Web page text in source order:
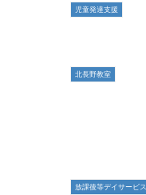
児童発達支援
北長野教室
放課後等デイサービス